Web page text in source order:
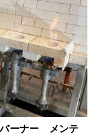
ーナー メンテ